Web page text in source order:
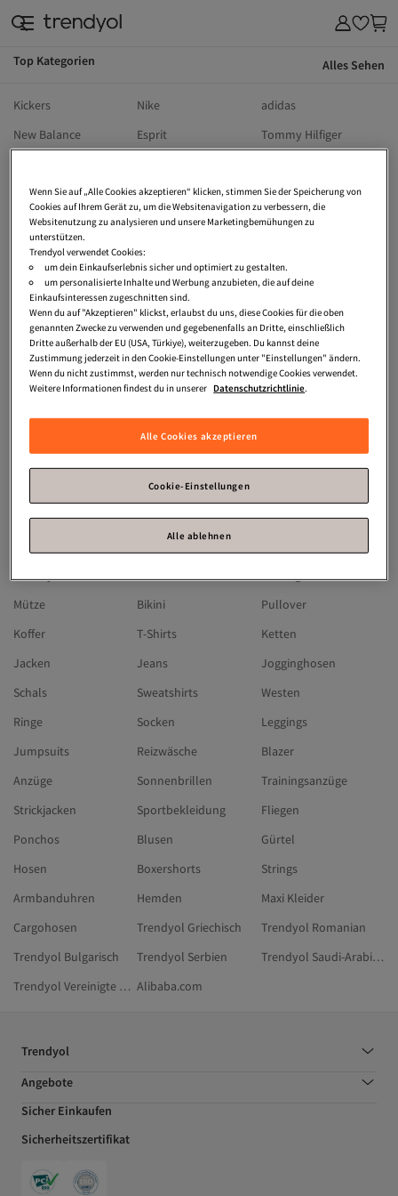
Top Kategorien Alles Sehen
Kickers Nike
adidas
New Balance
Esprit
Tommy Hilfiger
Wellensteyn
Calvin Klein
Puma
UGG
Hollister
Vans
Dr Martens
Ralph Lauren
Vivienne Westwood
Only
Jack Wolfskin
Armedangels
Sansibar
Crocs
Tetri
Tom Tailor
Heine
Vero Moda
Tamaris
Converse
Hugo Boss
Moncler
Under Armour
Jaguar
Reebok
Lacoste
Gerry Weber
Camp David
Winterjacken
Kleider
Ohrringe
Mütze
Bikini
Pullover
Koffer
T-Shirts
Ketten
Jacken
Jeans
Jogginghosen
Schals
Sweatshirts
Westen
Ringe
Socken
Leggings
Jumpsuits
Reizwäsche
Blazer
Anzüge
Sonnenbrillen
Trainingsanzüge
Strickjacken
Sportbekleidung
Fliegen
Ponchos
Blusen
Gürtel
Hosen
Boxershorts
Strings
Armbanduhren
Hemden
Maxi Kleider
Cargohosen
Trendyol Griechisch
Trendyol Romanian
Trendyol Bulgarisch
Trendyol Serbien
Trendyol Saudi-Arabien
Trendyol Vereinigte Arabische Emirate Alibaba.com
Trendyol
Angebote
Sicher Einkaufen
Sicherheitszertifikat
Wenn Sie auf „Alle Cookies akzeptieren“ klicken, stimmen Sie der Speicherung von
Cookies auf Ihrem Gerät zu, um die Websitenavigation zu verbessern, die
Websitenutzung zu analysieren und unsere Marketingbemühungen zu
unterstützen.
Trendyol verwendet Cookies:
um dein Einkaufserlebnis sicher und optimiert zu gestalten.
um personalisierte Inhalte und Werbung anzubieten, die auf deine
Einkaufsinteressen zugeschnitten sind.
Wenn du auf "Akzeptieren" klickst, erlaubst du uns, diese Cookies für die oben
genannten Zwecke zu verwenden und gegebenenfalls an Dritte, einschließlich
Dritte außerhalb der EU (USA, Türkiye), weiterzugeben. Du kannst deine
Zustimmung jederzeit in den Cookie-Einstellungen unter "Einstellungen" ändern.
Wenn du nicht zustimmst, werden nur technisch notwendige Cookies verwendet.
Weitere Informationen findest du in unserer Datenschutzrichtlinie.
Alle Cookies akzeptieren
Cookie-Einstellungen
Alle ablehnen